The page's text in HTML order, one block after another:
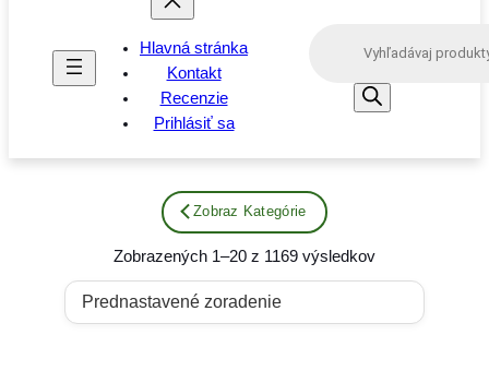
Hlavná stránka
Kontakt
Recenzie
Prihlásiť sa
s
e
r
c
Zobraz Kategórie
Zobrazených 1–20 z 1169 výsledkov